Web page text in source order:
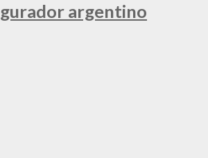
argentino